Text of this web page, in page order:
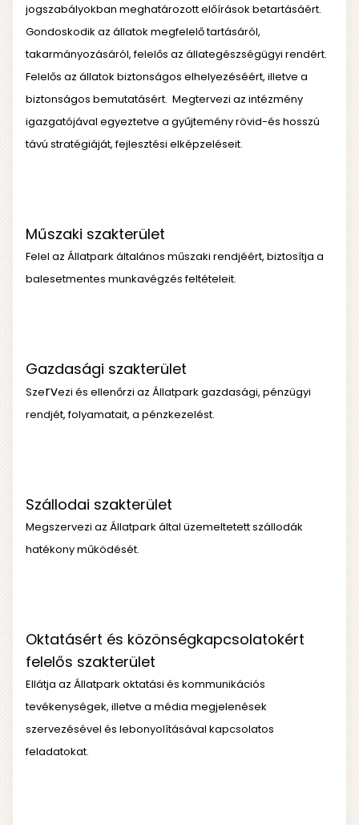
jogszabályokban meghatározott előírások betartásáért.
Gondoskodik az állatok megfelelő tartásáról,
takarmányozásáról, felelős az állategészségügyi rendért.
Felelős az állatok biztonságos elhelyezéséért, illetve a
biztonságos bemutatásért. Megtervezi az intézmény
igazgatójával egyeztetve a gyűjtemény rövid-és hosszú
távú stratégiáját, fejlesztési elképzeléseit.
Műszaki szakterület
Felel az Állatpark általános műszaki rendjéért, biztosítja a
balesetmentes munkavégzés feltételeit.
Gazdasági szakterület
Szervezi és ellenőrzi az Állatpark gazdasági, pénzügyi
rendjét, folyamatait, a pénzkezelést.
Szállodai szakterület
Megszervezi az Állatpark által üzemeltetett szállodák
hatékony működését.
Oktatásért és közönségkapcsolatokért
felelős szakterület
Ellátja az Állatpark oktatási és kommunikációs
tevékenységek, illetve a média megjelenések
szervezésével és lebonyolításával kapcsolatos
feladatokat.